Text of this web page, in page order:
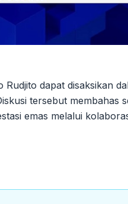
dapat disaksikan
tersebut membahas
emas melalui